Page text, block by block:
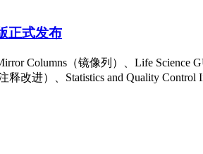
正式发布
Columns（镜像列）、Life Science
释改进）、Statistics and Quality